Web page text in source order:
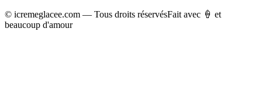
© icremeglacee.com — Tous droits réservésFait avec 🍦 et
beaucoup d'amour